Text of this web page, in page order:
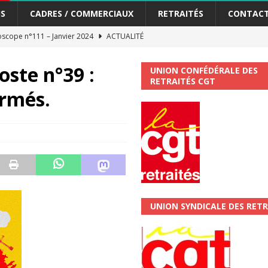
CADRES / COMMERCIAUX RETRAITÉS
n°111 – Janvier 2024
ACTUALITÉ
Gardons la main sur nos congés !
ACTUALITÉ
et…. des augmentations pour les salariéS !!!
de développement de la Direction Commerciale DDCE/Télévente :
Sociales et Culturelles : Un droit, pas un cadeau !
SECTEUR
n°126
n°39 :
UNION CONFÉDÉRALE DES
RETRAITÉS CGT
UNION SYNDICALE DES